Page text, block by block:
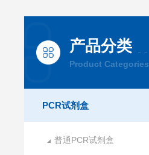
产品分类
Product Categories
PCR试剂盒
普通PCR试剂盒